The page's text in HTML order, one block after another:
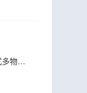
充公告